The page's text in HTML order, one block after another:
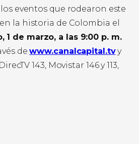
eventos que rodearon este
la historia de Colombia el
1 de marzo, a las 9:00 p. m.
dewww.canalcapital.tvy
143, Movistar 146 y 113,